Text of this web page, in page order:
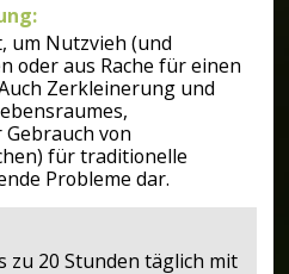
:
um Nutzvieh (und
oder aus Rache für einen
Zerkleinerung und
von
für traditionelle
Probleme dar.
zu 20 Stunden täglich mit